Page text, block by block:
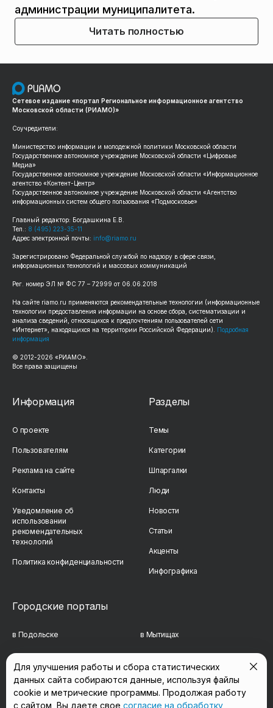
администрации муниципалитета.
Читать полностью
Сетевое издание «портал Региональное информационное агентство
Московской области (РИАМО)»
Соучредители:
Министерство информации и молодежной политики Московской области
Государственное автономное учреждение Московской области «Цифровые
Медиа»
Государственное автономное учреждение Московской области «Информационное
агентство «Контент-Центр»
Государственное автономное учреждение Московской области «Агентство
информационных систем общего пользования «Подмосковье»
Главный редактор: Богдашкина Е.В.
Тел.: 8 (495) 223-35-11
Адрес электронной почты: info@riamo.ru
Зарегистрировано Федеральной службой по надзору в сфере связи,
информационных технологий и массовых коммуникаций
Рег. номер ЭЛ № ФС 77 – 72999 от 06.06.2018
На сайте riamo.ru применяются рекомендательные технологии (информационные
технологии предоставления информации на основе сбора, систематизации и
анализа сведений, относящихся к предпочтениям пользователей сети
«Интернет», находящихся на территории Российской Федерации). Подробная
информация
© 2012-2026 «РИАМО».
Все права защищены
Информация
О проекте
Пользователям
Реклама на сайте
Контакты
Уведомление об
использовании
рекомендательных
технологий
Политика конфиденциальности
Разделы
Темы
Категории
Шпаргалки
Люди
Новости
Статьи
Акценты
Инфографика
Городские порталы
в Подольске в Мытищах
в Сергиевом Посаде в Люберцах
в Красногорске в Королёве
Для улучшения работы и сбора статистических
данных сайта собираются данные, используя файлы
cookie и метрические программы. Продолжая работу
с сайтом, Вы даете свое согласие на обработку